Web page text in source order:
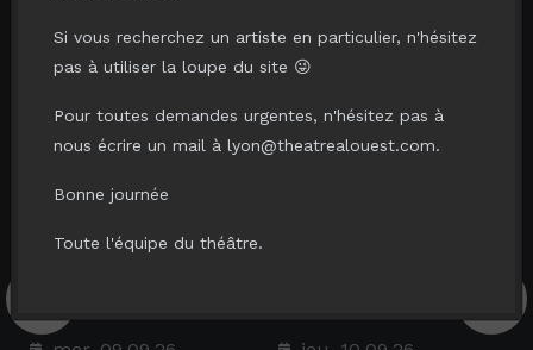
Si vous recherchez un artiste en particulier, n'hésitez
pas à utiliser la loupe du site 😜
Pour toutes demandes urgentes, n'hésitez pas à
nous écrire un mail à lyon@theatrealouest.com.
Bonne journée
Toute l'équipe du théâtre.